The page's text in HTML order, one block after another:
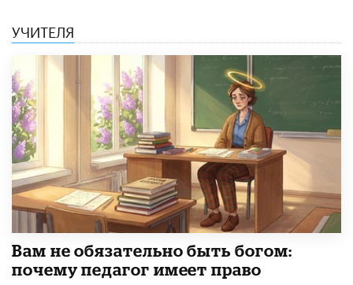
УЧИТЕЛЯ
​Вам не обязательно быть богом:
почему педагог имеет право